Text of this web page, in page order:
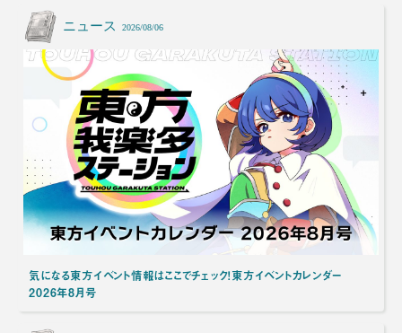
ニュース 2026/08/06
気になる東方イベント情報はここでチェック！東方イベントカレンダー
2026年8月号